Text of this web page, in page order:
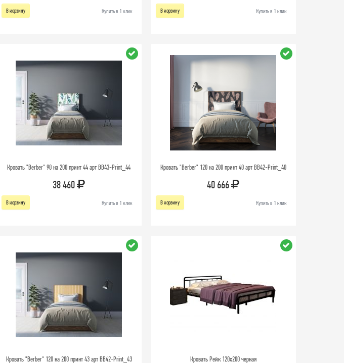
В корзину Купить в 1 клик В корзину Купить в 1 клик
Кровать "Berber" 90 на 200 принт 44 арт BB43-Print_44
38 460
В корзину Купить в 1 клик
Кровать "Berber" 120 на 200 принт 40 арт BB42-Print_40
40 666
В корзину Купить в 1 клик
Кровать "Berber" 120 на 200 принт 43 арт BB42-Print_43 Кровать Рейк 120х200 черная